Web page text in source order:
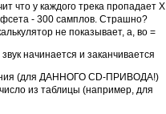
что у каждого трека пропадает Х
- 300 самплов. Страшно?
не показывает, а, во =
начинается и заканчивается
(для ДАННОГО CD-ПРИВОДА!)
из таблицы (например, для